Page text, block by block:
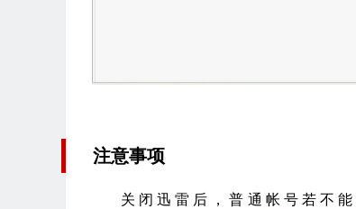
注意事项
关闭迅雷后，普通帐号若不